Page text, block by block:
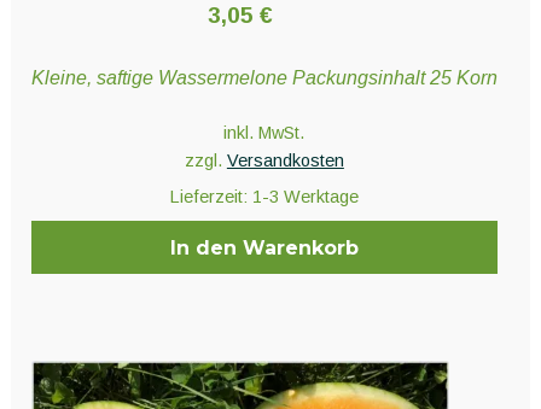
3,05 €
Kleine, saftige Wassermelone Packungsinhalt 25 Korn
inkl. MwSt.
zzgl. Versandkosten
Lieferzeit: 1-3 Werktage
In den Warenkorb